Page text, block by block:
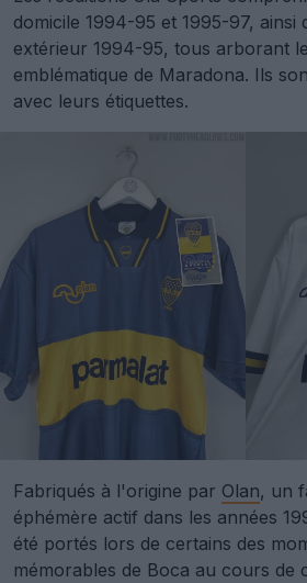
domicile 1994-95 et 1995-97, ainsi
extérieur 1994-95, tous arborant
emblématique de Maradona. Ils
avec leurs étiquettes.
Fabriqués à l'origine par Olan, un
éphémère actif dans les années
été portés lors de certains des
mémorables de Boca au cours de